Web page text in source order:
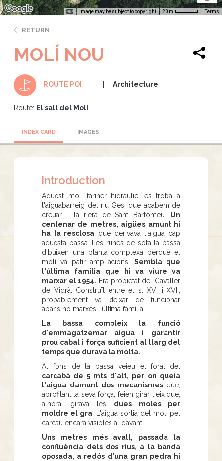
Image may be subject to copyright 20 m Terms
RETURN
MOLÍ NOU
ROUTE POI Architecture
Route: El salt del Molí
INDEX CARD IMAGES
Introduction
Aquest molí fariner hidràulic, es troba a
l'aiguabarreig del riu Ges, que acabem de
creuar, i la riera de Sant Bartomeu. Un
centenar de metres, aigües amunt hi
ha la resclosa que derivava l'aigua cap
aquesta bassa. Les runes de sota la bassa
dibuixen una planta complexa perquè el
molí va patir ampliacions.Sembla que
l'última família que hi va viure va
marxar el 1954. Era propietat del Cavaller
de Vidrà. Construït entre el s. XVI i XVII,
probablement va deixar de funcionar
abans no marxes l'última família.
La bassa compleix la funció
d'emmagatzemar aigua i garantir
prou cabal i força suficient al llarg del
temps que durava la molta.
Al fons de la bassa veieu el forat del
carcabà de 5 mts d'alt, per on queia
l'aigua damunt dos mecanismesque,
aprofitant la seva força, feien girar l'eix que,
alhora, girava les dues moles per
moldre el gra . L'aigua sortia del molí pel
carcau encara visibles al davant.
Uns metres més avall, passada la
confluència dels dos rius, a la banda
oposada, a redós d'una gran pedra hi